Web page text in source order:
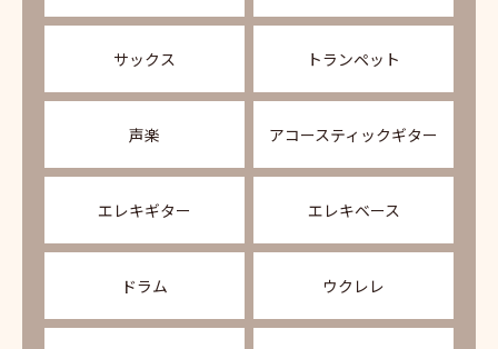
サックス トランペット
声楽 アコースティックギター
エレキギター エレキベース
ドラム ウクレレ